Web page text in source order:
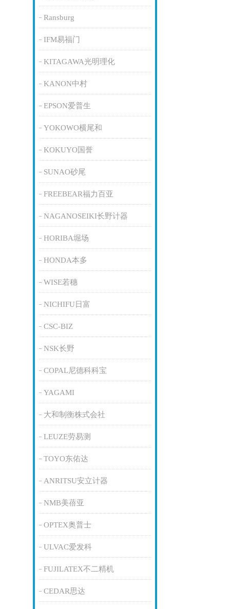
Ransburg
IFM易福门
KITAGAWA光明理化
KANON中村
EPSON爱普生
YOKOWO横尾和
KOKUYO国誉
SUNAO砂尾
FREEBEAR福力百亚
NAGANOSEIKI长野计器
HORIBA堀场
HONDA本多
WISE若穗
NICHIFU日富
CSC-BIZ
NSK长野
COPAL尼德科科宝
YAGAMI
大和制衡株式会社
LEUZE劳易测
TOYO东佑达
ANRITSU安立计器
NMB美蓓亚
OPTEX奥普士
ULVAC爱发科
FUJILATEX不二精机
CEDAR思达